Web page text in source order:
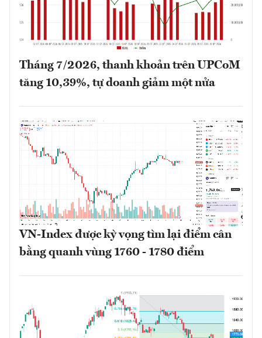
Tháng 7/2026, thanh khoản trên UPCoM
tăng 10,39%, tự doanh giảm một nửa
VN-Index được kỳ vọng tìm lại điểm cân
bằng quanh vùng 1760 - 1780 điểm